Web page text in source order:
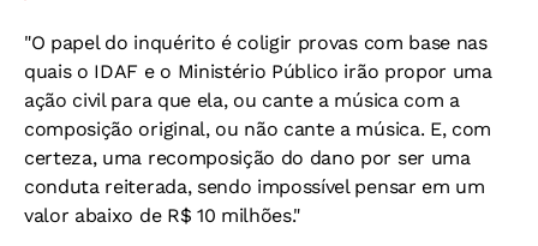
"O papel do inquérito é coligir provas com base nas
quais o IDAF e o Ministério Público irão propor uma
ação civil para que ela, ou cante a música com a
composição original, ou não cante a música. E, com
certeza, uma recomposição do dano por ser uma
conduta reiterada, sendo impossível pensar em um
valor abaixo de R$ 10 milhões."